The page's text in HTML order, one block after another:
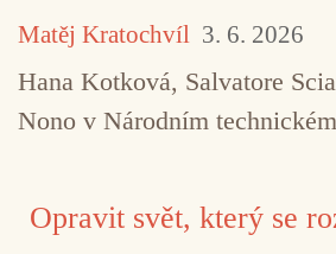
Matěj Kratochvíl 3. 6. 2026
Hana Kotková, Salvatore
Nono v Národním
Opravit svět, který se